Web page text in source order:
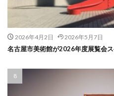
2026年4月2日 2026年5月7日
名古屋市美術館が2026年度展覧会